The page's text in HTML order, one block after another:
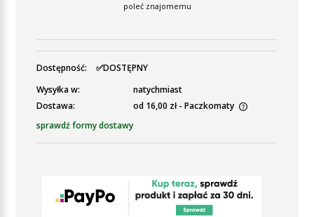
poleć znajomemu
Dostępność:
✅DOSTĘPNY
Wysyłka w:
natychmiast
Dostawa:
od 16,00 zł - Paczkomaty
Cena nie zawiera ewentualnych kosztów płatności
sprawdź formy dostawy